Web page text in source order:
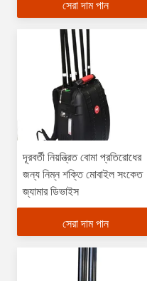
সেরা দাম পান
দূরবর্তী নিয়ন্ত্রিত বোমা প্রতিরোধের
জন্য নিম্ন শক্তি মোবাইল সংকেত
জ্যামার ডিভাইস
সেরা দাম পান